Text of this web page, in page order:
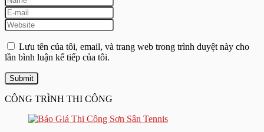
Lưu tên của tôi, email, và trang web trong trình duyệt này cho
lần bình luận kế tiếp của tôi.
CÔNG TRÌNH THI CÔNG